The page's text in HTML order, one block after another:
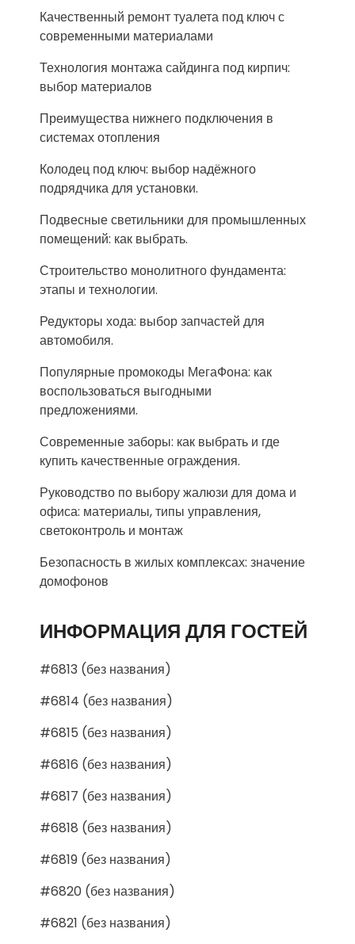
Качественный ремонт туалета под ключ с
современными материалами
Технология монтажа сайдинга под кирпич:
выбор материалов
Преимущества нижнего подключения в
системах отопления
Колодец под ключ: выбор надёжного
подрядчика для установки.
Подвесные светильники для промышленных
помещений: как выбрать.
Строительство монолитного фундамента:
этапы и технологии.
Редукторы хода: выбор запчастей для
автомобиля.
Популярные промокоды МегаФона: как
воспользоваться выгодными
предложениями.
Современные заборы: как выбрать и где
купить качественные ограждения.
Руководство по выбору жалюзи для дома и
офиса: материалы, типы управления,
светоконтроль и монтаж
Безопасность в жилых комплексах: значение
домофонов
ИНФОРМАЦИЯ ДЛЯ ГОСТЕЙ
#6813 (без названия)
#6814 (без названия)
#6815 (без названия)
#6816 (без названия)
#6817 (без названия)
#6818 (без названия)
#6819 (без названия)
#6820 (без названия)
#6821 (без названия)